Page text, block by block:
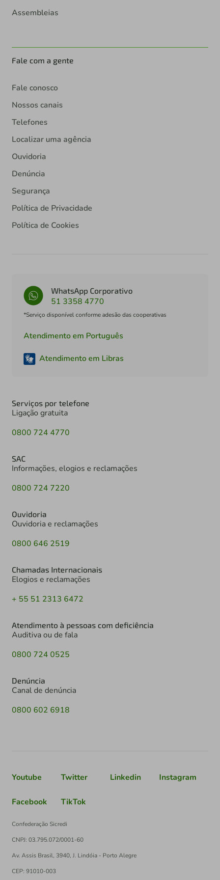
Assembleias
Fale com a gente
Fale conosco
Nossos canais
Telefones
Localizar uma agência
Ouvidoria
Denúncia
Segurança
Política de Privacidade
Política de Cookies
WhatsApp Corporativo
51 3358 4770
*Serviço disponível conforme adesão das cooperativas
Atendimento em Português
Atendimento em Libras
Serviços por telefone
Ligação gratuita
0800 724 4770
SAC
Informações, elogios e reclamações
0800 724 7220
Ouvidoria
Ouvidoria e reclamações
0800 646 2519
Chamadas Internacionais
Elogios e reclamações
+ 55 51 2313 6472
Atendimento à pessoas com deficiência
Auditiva ou de fala
0800 724 0525
Denúncia
Canal de denúncia
0800 602 6918
Youtube Twitter Linkedin Instagram
Facebook TikTok
Confederação Sicredi
CNPJ: 03.795.072/0001-60
Av. Assis Brasil, 3940, J. Lindóia - Porto Alegre
CEP: 91010-003